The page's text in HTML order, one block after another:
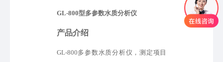
GL-800型多参数水质分析仪
产品介绍
GL-800多参数水质分析仪，测定项目